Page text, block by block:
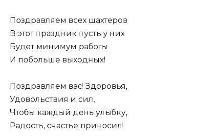
Поздравляем всех шахтеров
В этот праздник пусть у них
Будет минимум работы
И побольше выходных!
Поздравляем вас! Здоровья,
Удовольствия и сил,
Чтобы каждый день улыбку,
Радость, счастье приносил!